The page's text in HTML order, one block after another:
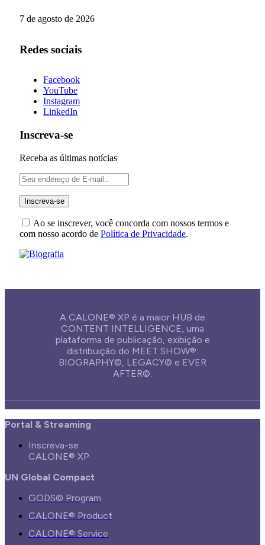
7 de agosto de 2026
Redes sociais
Facebook
YouTube
Instagram
LinkedIn
Inscreva-se
Receba as últimas notícias
Ao se inscrever, você concorda com nossos termos e
com nosso acordo de Política de Privacidade.
A CALONE® XP é a maior HUB de
CONTENT INTELLIGENCE, uma
plataforma de publicação, exibição e
distribuição do MEET SHOW®:
BIOGRAPHY©, LEGACY© e EVER
AFTER©.
Portal & Streaming
Inscreva-se
CALONE® XP
UN Global Compact
GODS© Program
CALONE® Product
CALONE® Service